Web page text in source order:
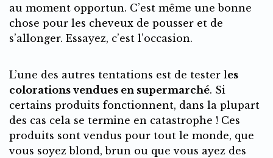
au moment opportun. C’est même une bonne
chose pour les cheveux de pousser et de
s’allonger. Essayez, c’est l’occasion.
L’une des autres tentations est de tester les
colorations vendues en supermarché. Si
certains produits fonctionnent, dans la plupart
des cas cela se termine en catastrophe ! Ces
produits sont vendus pour tout le monde, que
vous soyez blond, brun ou que vous ayez des